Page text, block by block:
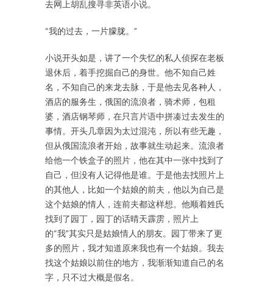
去网上胡乱搜寻非英语小说。
“我的过去，一片朦胧。”
小说开头如是，讲了一个失忆的私人侦探在老板
退休后，着手挖掘自己的身世。他不知自己姓
名，不知自己的来龙去脉，于是他去见各种人，
酒店的服务生，俄国的流浪者，骑术师，包租
婆，酒店钢琴师，在只言片语中拼凑过去发生的
事情。开头几章因为太过混沌，所以有些无趣，
但从俄国流浪者开始，故事就生动起来。流浪者
给他一个铁盒子的照片，他在其中一张中找到了
自己，但没有人记得他是谁。于是他去找照片上
的其他人，比如一个姑娘的前夫，他以为自己是
这个姑娘的情人，连前夫都这样想。他顺着姓氏
找到了园丁，园丁的话晴天霹雳，照片上
的“我”其实只是姑娘情人的朋友。园丁带来了更
多的照片，我才知道原来我也有一个姑娘。我去
找这个姑娘以前住的地方，我渐渐知道自己的名
字，只不过大概是假名。